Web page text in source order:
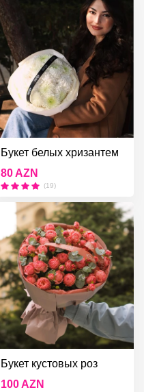
Букет белых хризантем
80 AZN
(19)
Букет кустовых роз
100 AZN